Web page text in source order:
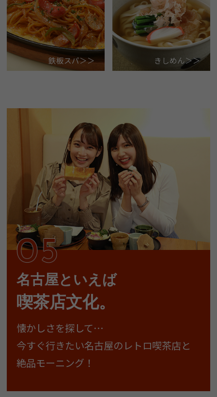
鉄板スパ＞＞ きしめん＞＞
名古屋といえば
喫茶店文化。
懐かしさを探して…
今すぐ行きたい名古屋のレトロ喫茶店と
絶品モーニング！